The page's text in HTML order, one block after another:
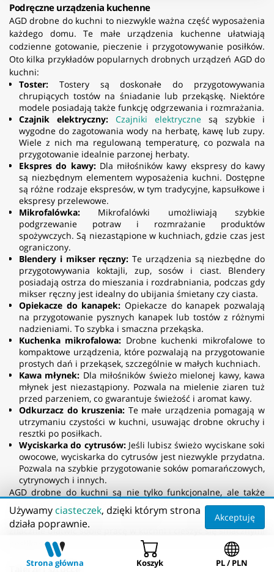
Podręczne urządzenia kuchenne
AGD drobne do kuchni to niezwykle ważna część wyposażenia
każdego domu. Te małe urządzenia kuchenne ułatwiają
codzienne gotowanie, pieczenie i przygotowywanie posiłków.
Oto kilka przykładów popularnych drobnych urządzeń AGD do
kuchni:
Toster: Tostery są doskonałe do przygotowywania
chrupiących tostów na śniadanie lub przekąskę. Niektóre
modele posiadają także funkcję odgrzewania i rozmrażania.
Czajnik elektryczny:
Czajniki elektryczne są szybkie i
wygodne do zagotowania wody na herbatę, kawę lub zupy.
Wiele z nich ma regulowaną temperaturę, co pozwala na
przygotowanie idealnie parzonej herbaty.
Ekspres do kawy:Dla miłośników kawy ekspresy do kawy
są niezbędnym elementem wyposażenia kuchni. Dostępne
są różne rodzaje ekspresów, w tym tradycyjne, kapsułkowe i
ekspresy przelewowe.
Mikrofalówka: Mikrofalówki umożliwiają szybkie
podgrzewanie potraw i rozmrażanie produktów
spożywczych. Są niezastąpione w kuchniach, gdzie czas jest
ograniczony.
Blendery i mikser ręczny: Te urządzenia są niezbędne do
przygotowywania koktajli, zup, sosów i ciast. Blendery
posiadają ostrza do mieszania i rozdrabniania, podczas gdy
mikser ręczny jest idealny do ubijania śmietany czy ciasta.
Opiekacze do kanapek: Opiekacze do kanapek pozwalają
na przygotowanie pysznych kanapek lub tostów z różnymi
nadzieniami. To szybka i smaczna przekąska.
Kuchenka mikrofalowa: Drobne kuchenki mikrofalowe to
kompaktowe urządzenia, które pozwalają na przygotowanie
prostych dań i przekąsek, szczególnie w małych kuchniach.
Kawa młynek: Dla miłośników świeżo mielonej kawy, kawa
młynek jest niezastąpiony. Pozwala na mielenie ziaren tuż
przed parzeniem, co gwarantuje świeżość i aromat kawy.
Odkurzacz do kruszenia: Te małe urządzenia pomagają w
utrzymaniu czystości w kuchni, usuwając drobne okruchy i
resztki po posiłkach.
Wyciskarka do cytrusów:Jeśli lubisz świeżo wyciskane soki
owocowe, wyciskarka do cytrusów jest niezwykle przydatna.
Pozwala na szybkie przygotowanie soków pomarańczowych,
cytrynowych i innych.
AGD drobne do kuchni są nie tylko funkcjonalne, ale także
pozwalają zaoszczędzić czas i energię podczas codziennego
gotowania. Wybierając odpowiednie urządzenia, możesz
znacznie ułatwić sobie pracę w kuchni i cieszyć się smacznymi
posiłkami.
Talerze i sztućce
Strona główna Koszyk PL / PLN
Używamy ciasteczek, dzięki którym strona
działa poprawnie.
Akceptuję